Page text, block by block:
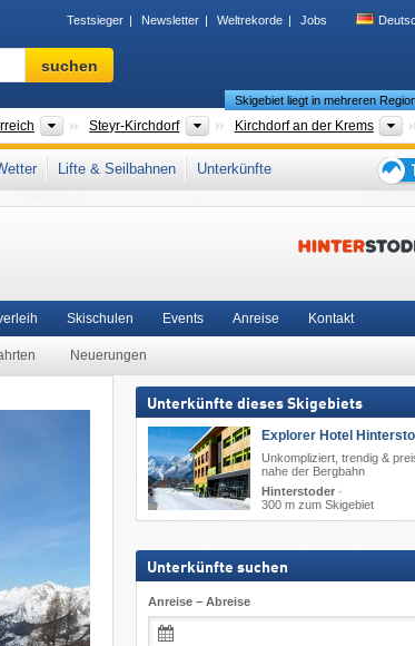
Testsieger Newsletter Weltrekorde Jobs
Skigebiet,
Region,
…
suchen
Bundesländer
Steyr-Kirchdorf Großregionen
Kirchdorf an der Krems
Skigebiet liegt in mehreren
Nördliche Ostalpen Westösterreich , Österreichische Alpen,
Lifte & Seilbahnen
Unterkünfte
den
Neuerungen
Skischulen Events Anreise Kontakt
Unterkünfte dieses Skigebiets
Explorer Hotel
Unkompliziert, trendig &
nahe der Bergbahn
Hinterstoder·
300 m zum Skigebiet
Unterkünfte suchen
Anreise – Abreise